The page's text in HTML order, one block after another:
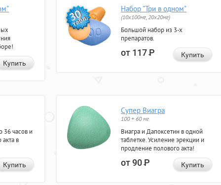
Купить
Набор "Три в одном"
(10x100мг, 20x20мг)
Большой набор из 3-х
препаратов.
от 117Р Купить
36 часов и
в
Купить
Супер Виагра
100 + 60 мг
Виагра и Дапоксетин в одной
таблетке. Усиление эрекции и
продление полового акта!
от 90Р Купить